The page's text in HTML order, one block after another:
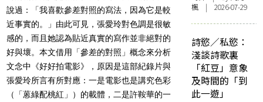
說過：「我喜歡參差對照的寫法，因為它是較
近事實的。」由此可見，張愛玲對色調是很敏
感的，而且她認為貼近真實的寫作並非絕對的
好與壞。本文借用「參差的對照」概念來分析
文念中《好好拍電影》，原因是這部紀錄片與
張愛玲所言有所對應：一是電影也是講究色彩
（「蒽綠配桃紅」）的載體，二是許鞍華的一
楓 | 2026-07-29
詩慾／私慾：
淺談詩歌裏
「紅豆」意象
及時間的「到
此一遊」